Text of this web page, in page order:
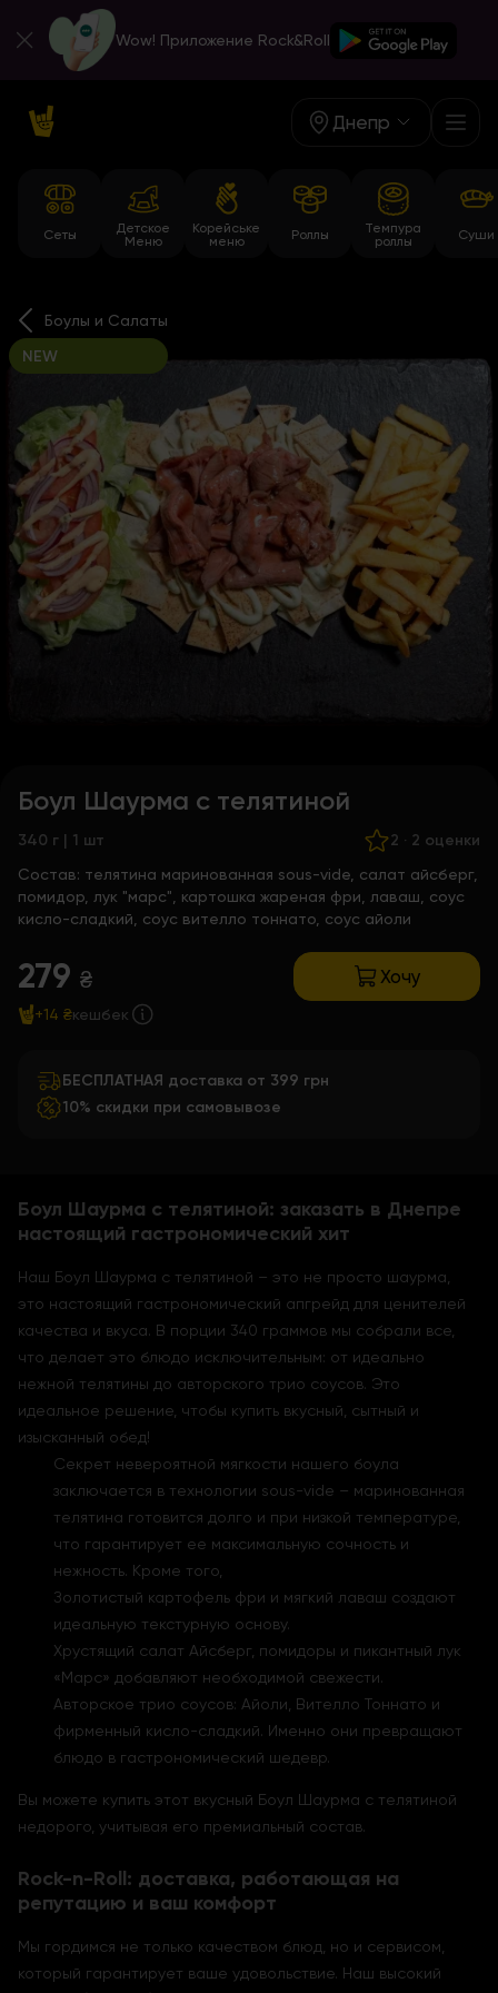
Wow! Приложение Rock&Roll
Днепр
Сеты
Детское
Меню
Корейське
меню
Роллы
Темпура
роллы
Суши
Боулы и Салаты
NEW
Боул Шаурма с телятиной
340 г | 1 шт 2 · 2 оценки
Состав: телятина маринованная sous-vide, салат айсберг,
помидор, лук "марс", картошка жареная фри, лаваш, соус
кисло-сладкий, соус вителло тоннато, соус айоли
279 ₴ Хочу
+14 ₴кешбек
БЕСПЛАТНАЯ доставка от 399 грн
10% скидки при самовывозе
Боул Шаурма с телятиной: заказать в Днепре
настоящий гастрономический хит
Наш Боул Шаурма с телятиной – это не просто шаурма,
это настоящий гастрономический апгрейд для ценителей
качества и вкуса. В порции 340 граммов мы собрали все,
что делает это блюдо исключительным: от идеально
нежной телятины до авторского трио соусов. Это
идеальное решение, чтобы купить вкусный, сытный и
изысканный обед!
Секрет невероятной мягкости нашего боула
заключается в технологии sous-vide – маринованная
телятина готовится долго и при низкой температуре,
что гарантирует ее максимальную сочность и
нежность. Кроме того,
Золотистый картофель фри и мягкий лаваш создают
идеальную текстурную основу.
Хрустящий салат Айсберг, помидоры и пикантный лук
«Марс» добавляют необходимой свежести.
Авторское трио соусов: Айоли, Вителло Тоннато и
фирменный кисло-сладкий. Именно они превращают
блюдо в гастрономический шедевр.
Вы можете купить этот вкусный Боул Шаурма с телятиной
недорого, учитывая его премиальный состав.
Rock-n-Roll: доставка, работающая на
репутацию и ваш комфорт
Мы гордимся не только качеством блюд, но и сервисом,
который гарантирует ваше удовольствие. Наш высокий